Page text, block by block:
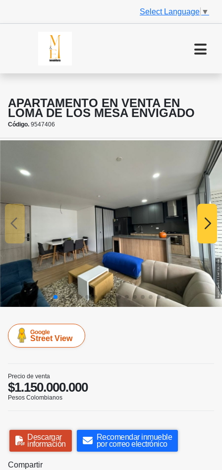
Select Language ▼
APARTAMENTO EN VENTA EN
LOMA DE LOS MESA ENVIGADO
Código. 9547406
Google
Street View
Precio de venta
$1.150.000.000
Pesos Colombianos
Descargar
información
Recomendar inmueble
por correo electrónico
Compartir